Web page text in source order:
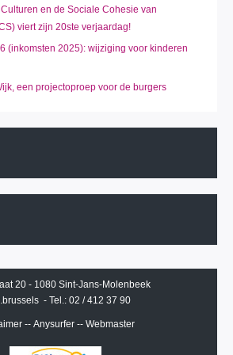
en de Sociale Cohesie van
viert zijn 20ste verjaardag!
(inkomsten 2025): wijziging voor kinderen
een projectoproep voor de burgers
20 - 1080 Sint-Jans-Molenbeek
- Tel.: 02 / 412 37 90
-- Anysurfer -- Webmaster